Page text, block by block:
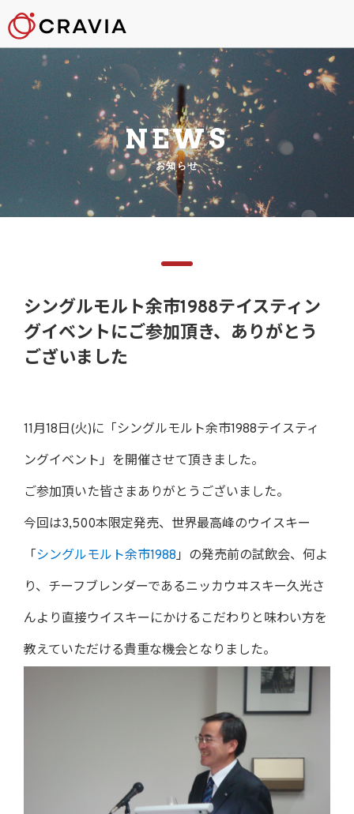
NEWS
お知らせ
シングルモルト余市1988テイスティン
グイベントにご参加頂き、ありがとう
ございました
11月18日(火)に「シングルモルト余市1988テイスティ
ングイベント」を開催させて頂きました。
ご参加頂いた皆さまありがとうございました。
今回は3,500本限定発売、世界最高峰のウイスキー
「 シングルモルト余市1988」の発売前の試飲会、何よ
り、チーフブレンダーであるニッカウヰスキー久光さ
んより直接ウイスキーにかけるこだわりと味わい方を
教えていただける貴重な機会となりました。